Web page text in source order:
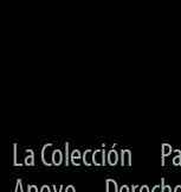
La Colección